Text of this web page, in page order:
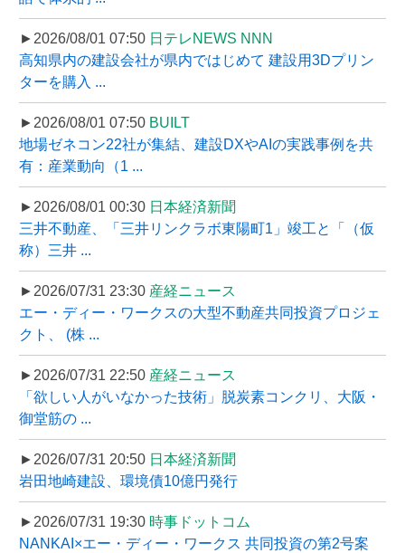
►2026/08/01 07:50 日テレNEWS NNN
高知県内の建設会社が県内ではじめて 建設用3Dプリン
ターを購入 ...
►2026/08/01 07:50 BUILT
地場ゼネコン22社が集結、建設DXやAIの実践事例を共
有：産業動向（1 ...
►2026/08/01 00:30 日本経済新聞
三井不動産、「三井リンクラボ東陽町1」竣工と「（仮
称）三井 ...
►2026/07/31 23:30 産経ニュース
エー・ディー・ワークスの大型不動産共同投資プロジェ
クト、 (株 ...
►2026/07/31 22:50 産経ニュース
「欲しい人がいなかった技術」脱炭素コンクリ、大阪・
御堂筋の ...
►2026/07/31 20:50 日本経済新聞
岩田地崎建設、環境債10億円発行
►2026/07/31 19:30 時事ドットコム
NANKAI×エー・ディー・ワークス 共同投資の第2号案